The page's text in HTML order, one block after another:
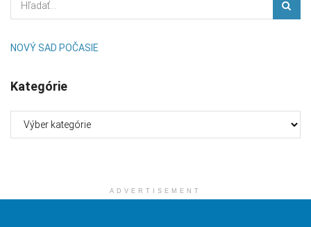
NOVÝ SAD POČASIE
Kategórie
ADVERTISEMENT